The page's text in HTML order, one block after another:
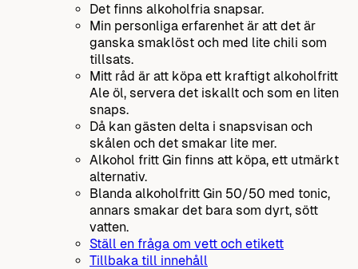
Det finns alkoholfria snapsar.
Min personliga erfarenhet är att det är
ganska smaklöst och med lite chili som
tillsats.
Mitt råd är att köpa ett kraftigt alkoholfritt
Ale öl, servera det iskallt och som en liten
snaps.
Då kan gästen delta i snapsvisan och
skålen och det smakar lite mer.
Alkohol fritt Gin finns att köpa, ett utmärkt
alternativ.
Blanda alkoholfritt Gin 50/50 med tonic,
annars smakar det bara som dyrt, sött
vatten.
Ställ en fråga om vett och etikett
Tillbaka till innehåll